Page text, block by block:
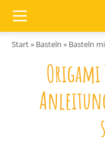
Start» Basteln » Basteln